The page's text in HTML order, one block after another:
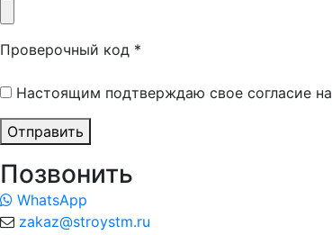
Проверочный код *
Настоящим подтверждаю свое согласие на
Отправить
Позвонить
WhatsApp
zakaz@stroystm.ru